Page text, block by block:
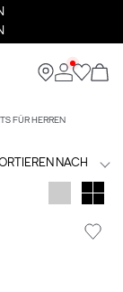
FÜR HERREN
NACH